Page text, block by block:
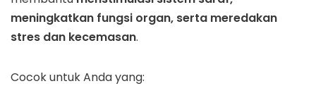
meningkatkan fungsi organ, serta meredakan
stres dan kecemasan.
Cocok untuk Anda yang: